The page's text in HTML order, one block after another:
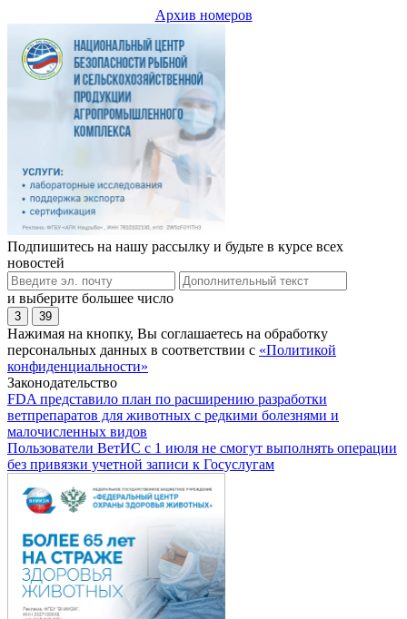
Архив номеров
Подпишитесь на нашу рассылку и будьте в курсе всех
новостей
и выберите большее число
3 39
Нажимая на кнопку, Вы соглашаетесь на обработку
персональных данных в соответствии с «Политикой
конфиденциальности»
Законодательство
FDA представило план по расширению разработки
ветпрепаратов для животных с редкими болезнями и
малочисленных видов
Пользователи ВетИС с 1 июля не смогут выполнять операции
без привязки учетной записи к Госуслугам